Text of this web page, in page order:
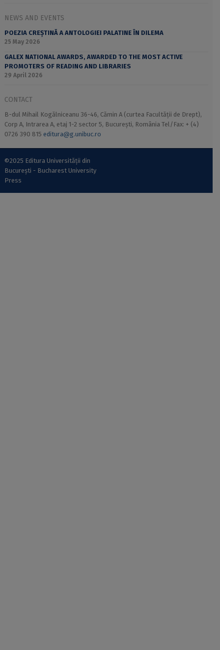
NEWS AND EVENTS
POEZIA CREȘTINĂ A ANTOLOGIEI PALATINE ÎN DILEMA
25 May 2026
GALEX NATIONAL AWARDS, AWARDED TO THE MOST ACTIVE
PROMOTERS OF READING AND LIBRARIES
29 April 2026
CONTACT
B-dul Mihail Kogălniceanu 36-46, Cămin A (curtea Facultății de Drept),
Corp A, Intrarea A, etaj 1-2 sector 5, București, România Tel/Fax: + (4)
0726 390 815 editura@g.unibuc.ro
©2025 Editura Universității din
București - Bucharest University
Press